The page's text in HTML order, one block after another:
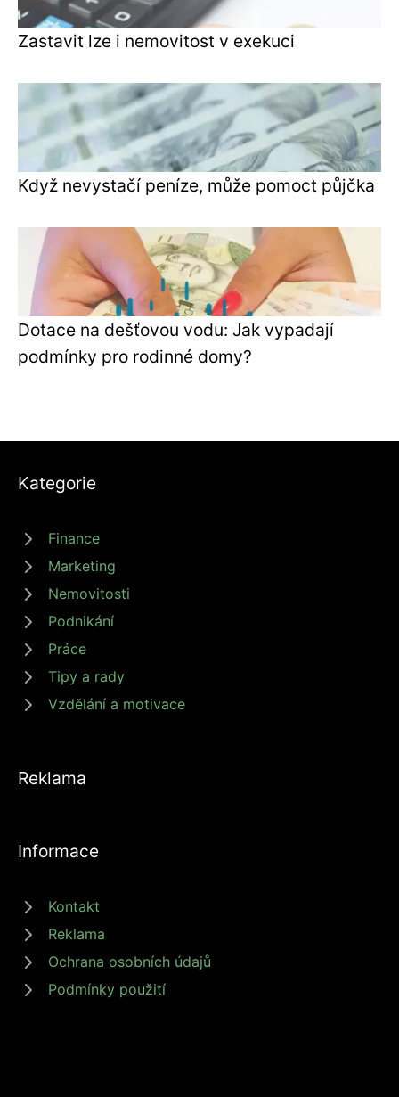
Zastavit lze i nemovitost v exekuci
Když nevystačí peníze, může pomoct půjčka
Dotace na dešťovou vodu: Jak vypadají
podmínky pro rodinné domy?
Kategorie
Finance
Marketing
Nemovitosti
Podnikání
Práce
Tipy a rady
Vzdělání a motivace
Reklama
Informace
Kontakt
Reklama
Ochrana osobních údajů
Podmínky použití